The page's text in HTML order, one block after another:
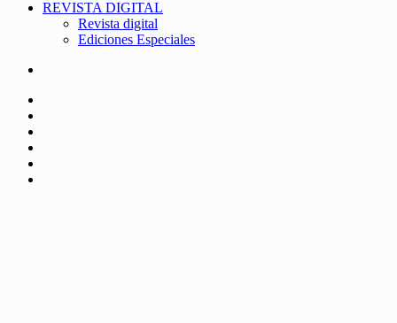
REVISTA DIGITAL
Revista digital
Ediciones Especiales